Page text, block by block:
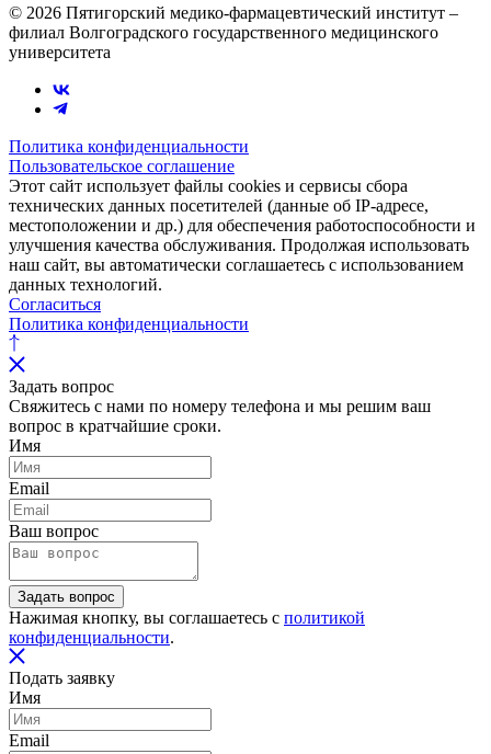
© 2026 Пятигорский медико-фармацевтический институт –
филиал Волгоградского государственного медицинского
университета
Политика конфиденциальности
Пользовательское соглашение
Этот сайт использует файлы cookies и сервисы сбора
технических данных посетителей (данные об IP-адресе,
местоположении и др.) для обеспечения работоспособности и
улучшения качества обслуживания. Продолжая использовать
наш сайт, вы автоматически соглашаетесь с использованием
данных технологий.
Согласиться
Политика конфиденциальности
Задать вопрос
Свяжитесь с нами по номеру телефона и мы решим ваш
вопрос в кратчайшие сроки.
Имя
Email
Ваш вопрос
Задать вопрос
Нажимая кнопку, вы соглашаетесь с политикой
конфиденциальности.
Подать заявку
Имя
Email